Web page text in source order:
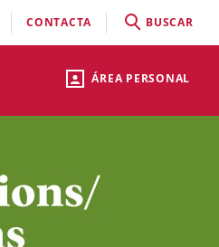
ÁREA PERSONAL
CONTACTA BUSCAR